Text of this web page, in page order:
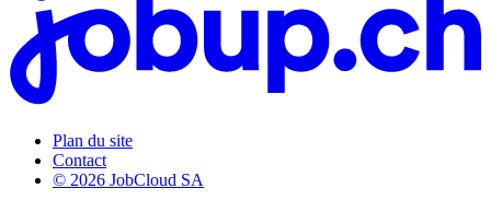
Plan du site
Contact
© 2026 JobCloud SA